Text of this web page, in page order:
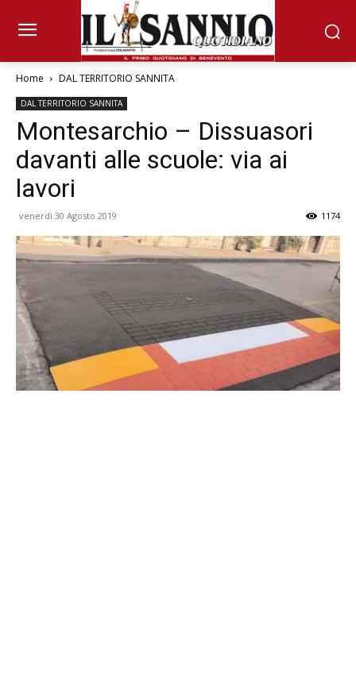
Home DAL TERRITORIO SANNITA
DAL TERRITORIO SANNITA
Montesarchio – Dissuasori
davanti alle scuole: via ai
lavori
venerdì 30 Agosto 2019 1174